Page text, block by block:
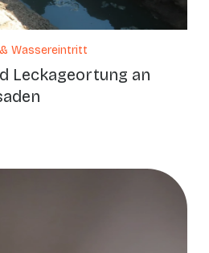
Wassereintritt
Leckageortung an